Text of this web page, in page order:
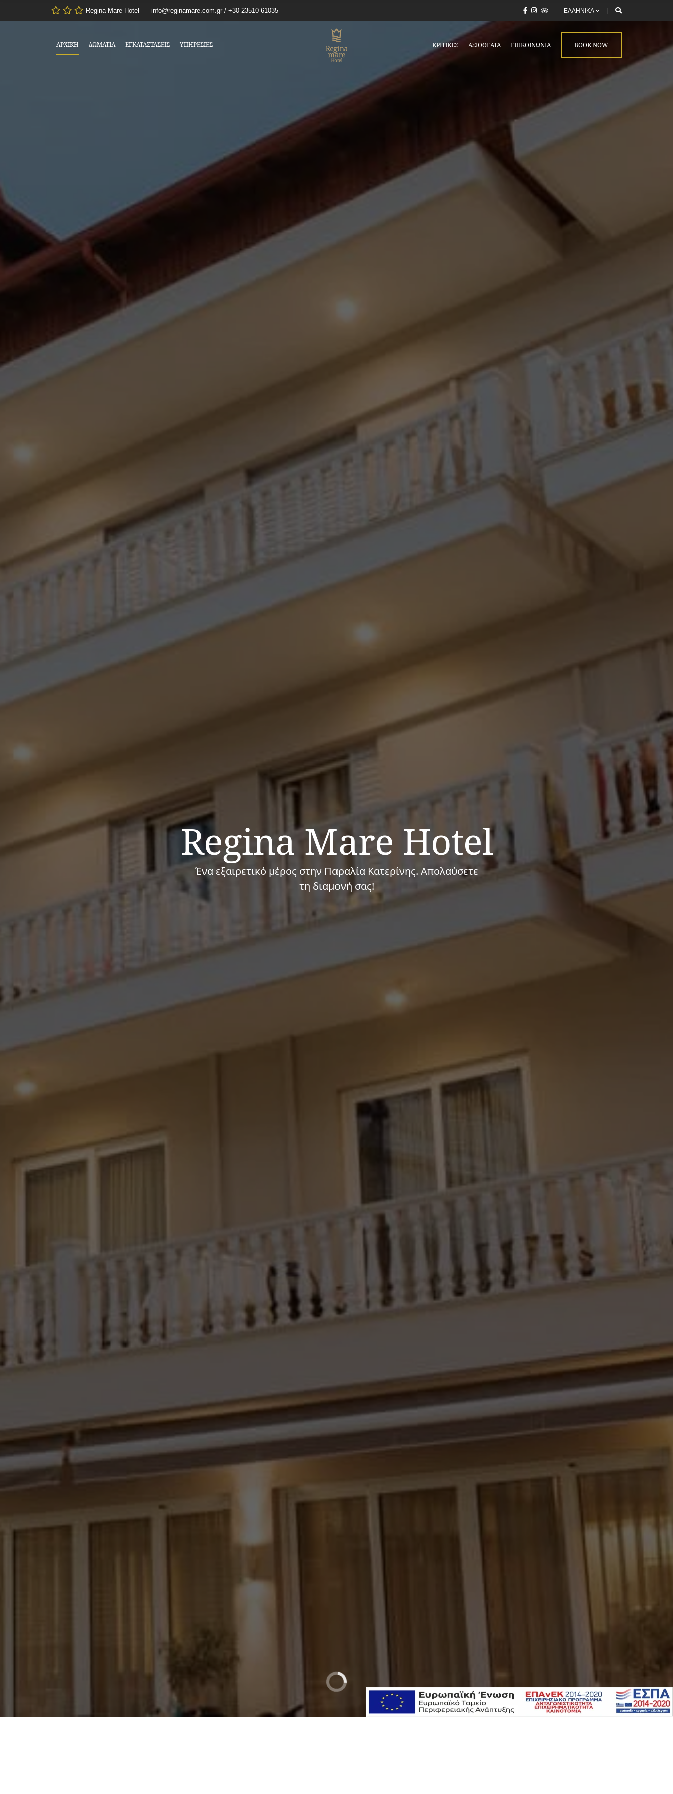
Regina Mare Hotel info@reginamare.com.gr / +30 23510 61035 ΕΛΛΗΝΙΚΑ
ΑΡΧΙΚΉ ΔΩΜΆΤΙΑ ΕΓΚΑΤΑΣΤΆΣΕΙΣ ΥΠΗΡΕΣΊΕΣ ΚΡΙΤΙΚΈΣ ΑΞΙΟΘΈΑΤΑ ΕΠΙΚΟΙΝΩΝΊΑ BOOK NOW
Regina Mare Hotel
Ένα εξαιρετικό μέρος στην Παραλία Κατερίνης. Απολαύσετε
τη διαμονή σας!